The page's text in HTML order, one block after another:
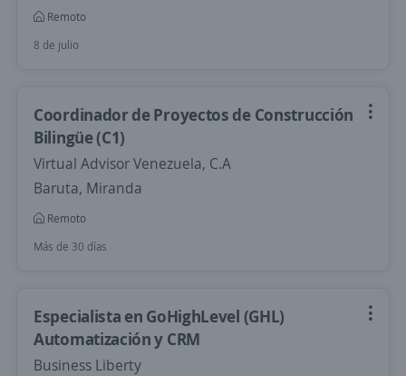
Remoto
8 de julio
Coordinador de Proyectos de Construcción
Bilingüe (C1)
Virtual Advisor Venezuela, C.A
Baruta, Miranda
Remoto
Más de 30 días
Especialista en GoHighLevel (GHL)
Automatización y CRM
Business Liberty